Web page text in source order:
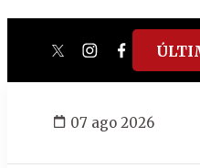
twitterinstagram
facebook
07 ago 2026